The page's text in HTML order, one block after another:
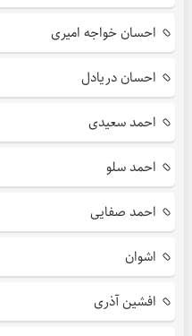
احسان خواجه امیری
احسان دریادل
احمد سعیدی
احمد سلو
احمد صفایی
اشوان
افشین آذری